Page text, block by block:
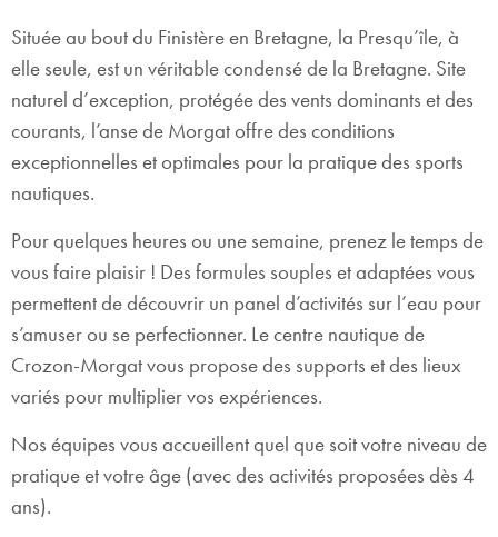
Située au bout du Finistère en Bretagne, la Presqu’île, à
elle seule, est un véritable condensé de la Bretagne. Site
naturel d’exception, protégée des vents dominants et des
courants, l’anse de Morgat offre des conditions
exceptionnelles et optimales pour la pratique des sports
nautiques.
Pour quelques heures ou une semaine, prenez le temps de
vous faire plaisir ! Des formules souples et adaptées vous
permettent de découvrir un panel d’activités sur l’eau pour
s’amuser ou se perfectionner. Le centre nautique de
Crozon-Morgat vous propose des supports et des lieux
variés pour multiplier vos expériences.
Nos équipes vous accueillent quel que soit votre niveau de
pratique et votre âge (avec des activités proposées dès 4
ans).